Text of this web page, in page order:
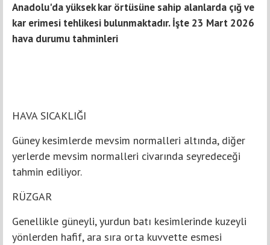
Anadolu'da yüksek kar örtüsüne sahip alanlarda çığ ve
kar erimesi tehlikesi bulunmaktadır. İşte 23 Mart 2026
hava durumu tahminleri
HAVA SICAKLIĞI
Güney kesimlerde mevsim normalleri altında, diğer
yerlerde mevsim normalleri civarında seyredeceği
tahmin ediliyor.
RÜZGAR
Genellikle güneyli, yurdun batı kesimlerinde kuzeyli
yönlerden hafif, ara sıra orta kuvvette esmesi